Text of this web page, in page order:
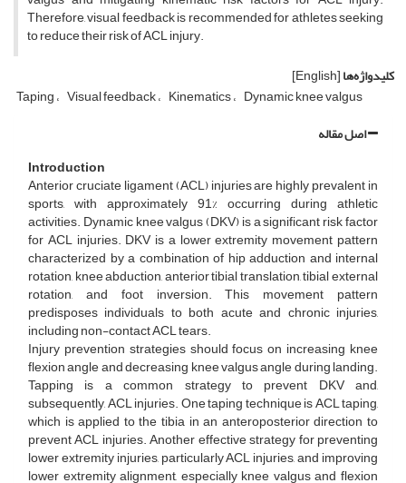
Therefore, visual feedback is recommended for athletes seeking
to reduce their risk of ACL injury.
کلیدواژه‌ها[English]
Taping Visual feedback Kinematics Dynamic knee valgus
اصل مقاله
Introduction
Anterior cruciate ligament (ACL) injuries are highly prevalent in
sports, with approximately 91% occurring during athletic
activities. Dynamic knee valgus (DKV) is a significant risk factor
for ACL injuries. DKV is a lower extremity movement pattern
characterized by a combination of hip adduction and internal
rotation, knee abduction, anterior tibial translation, tibial external
rotation, and foot inversion. This movement pattern
predisposes individuals to both acute and chronic injuries,
including non-contact ACL tears.
Injury prevention strategies should focus on increasing knee
flexion angle and decreasing knee valgus angle during landing.
Tapping is a common strategy to prevent DKV and,
subsequently, ACL injuries. One taping technique is ACL taping,
which is applied to the tibia in an anteroposterior direction to
prevent ACL injuries. Another effective strategy for preventing
lower extremity injuries, particularly ACL injuries, and improving
lower extremity alignment, especially knee valgus and flexion